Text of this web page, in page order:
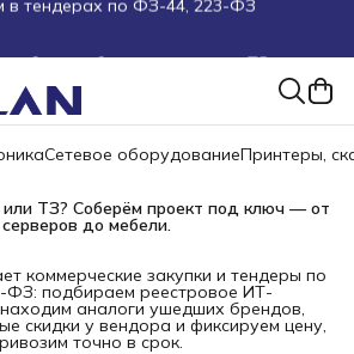
наладочные работы
запрос на e-mail или в чат
позиций в наличии и под заказ
Сетевое оборудованиеПринтеры,
ТЗ? Соберём проект под ключ — от
серверов до мебели.
коммерческие закупки и тендеры по
подбираем реестровое ИТ-
аналоги ушедших брендов,
скидки у вендора и фиксируем цену,
точно в срок.